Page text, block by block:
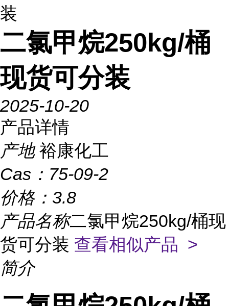
装
二氯甲烷250kg/桶
现货可分装
2025-10-20
产品详情
产地 裕康化工
Cas： 75-09-2
价格： 3.8
产品名称二氯甲烷250kg/桶现
货可分装 查看相似产品 >
简介